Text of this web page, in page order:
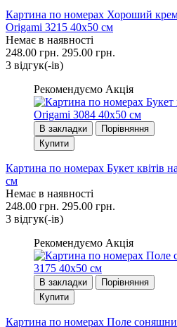
Картина по номерах Хороший
Origami 3215 40x50 см
Немає в наявності
248.00 грн. 295.00 грн.
3 вiдгук(-iв)
Рекомендуємо Акція
В закладки
Порівняння
Купити
Картина по номерах Букет квітів
см
Немає в наявності
248.00 грн. 295.00 грн.
3 вiдгук(-iв)
Рекомендуємо Акція
В закладки
Порівняння
Купити
Картина по номерах Поле